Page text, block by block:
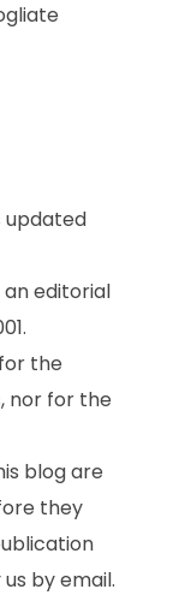
updated
editorial
the
nor for the
blog are
they
by email.